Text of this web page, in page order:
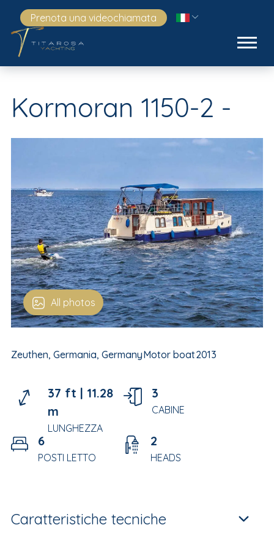
Prenota una videochiamata
Kormoran 1150-2 -
All photos
Zeuthen, Germania, GermanyMotor boat2013
37 ft | 11.28
m
LUNGHEZZA
3
CABINE
6
POSTI LETTO
2
HEADS
Caratteristiche tecniche